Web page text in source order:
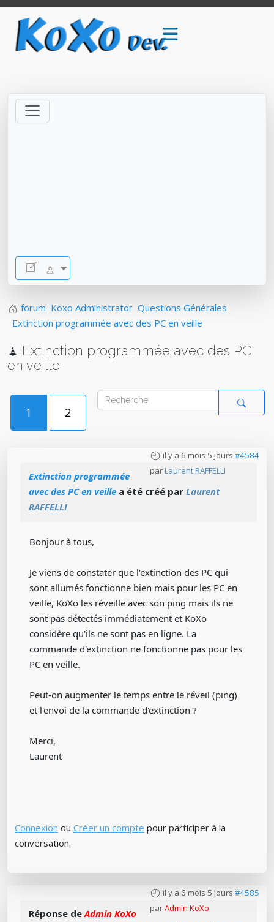
forum Koxo Administrator Questions Générales
Extinction programmée avec des PC en veille
Extinction programmée avec des PC
en veille
1 2
il y a 6 mois 5 jours #4584
par Laurent RAFFELLI
Extinction programmée
avec des PC en veille a été créé par Laurent
RAFFELLI
Bonjour à tous,
Je viens de constater que l'extinction des PC qui
sont allumés fonctionne bien mais pour les PC en
veille, KoXo les réveille avec son ping mais ils ne
sont pas détectés immédiatement et KoXo
considère qu'ils ne sont pas en ligne. La
commande d'extinction ne fonctionne pas pour les
PC en veille.
Peut-on augmenter le temps entre le réveil (ping)
et l'envoi de la commande d'extinction ?
Merci,
Laurent
Connexion ou Créer un compte pour participer à la
conversation.
il y a 6 mois 5 jours #4585
parAdmin KoXo
Réponse deAdmin KoXo